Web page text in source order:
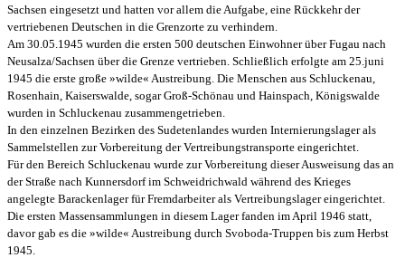
Sachsen eingesetzt und hatten vor allem die Aufgabe, eine Rückkehr der
vertriebenen Deutschen in die Grenzorte zu verhindern.
Am 30.05.1945 wurden die ersten 500 deutschen Einwohner über Fugau nach
Neusalza/Sachsen über die Grenze vertrieben. Schließlich erfolgte am 25.juni
1945 die erste große »wilde« Austreibung. Die Menschen aus Schluckenau,
Rosenhain, Kaiserswalde, sogar Groß-Schönau und Hainspach, Königswalde
wurden in Schluckenau zusammengetrieben.
In den einzelnen Bezirken des Sudetenlandes wurden Internierungslager als
Sammelstellen zur Vorbereitung der Vertreibungstransporte eingerichtet.
Für den Bereich Schluckenau wurde zur Vorbereitung dieser Ausweisung das an
der Straße nach Kunnersdorf im Schweidrichwald während des Krieges
angelegte Barackenlager für Fremdarbeiter als Vertreibungslager eingerichtet.
Die ersten Massensammlungen in diesem Lager fanden im April 1946 statt,
davor gab es die »wilde« Austreibung durch Svoboda-Truppen bis zum Herbst
1945.